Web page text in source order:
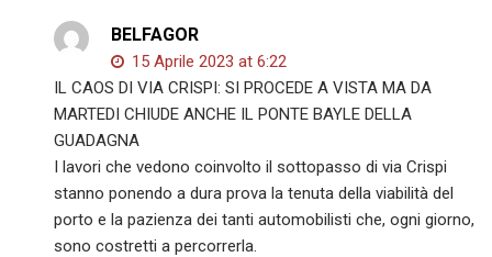
BELFAGOR
15 Aprile 2023 at 6:22
IL CAOS DI VIA CRISPI: SI PROCEDE A VISTA MA DA
MARTEDI CHIUDE ANCHE IL PONTE BAYLE DELLA
GUADAGNA
I lavori che vedono coinvolto il sottopasso di via Crispi
stanno ponendo a dura prova la tenuta della viabilità del
porto e la pazienza dei tanti automobilisti che, ogni giorno,
sono costretti a percorrerla.